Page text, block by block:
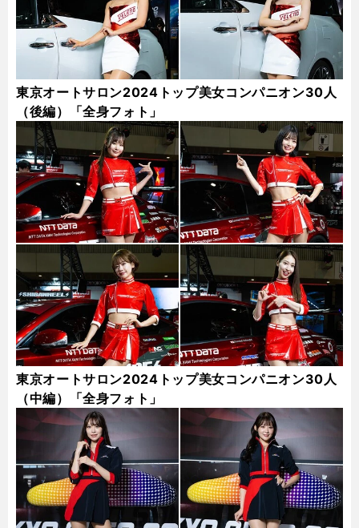
東京オートサロン2024トップ美女コンパニオン30人
（後編）「全身フォト」
東京オートサロン2024トップ美女コンパニオン30人
（中編）「全身フォト」